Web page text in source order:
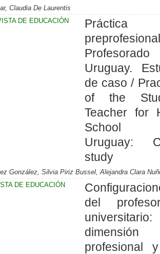
Claudia De Laurentis
DE EDUCACIÓN
Práctica
Uruguay.
de caso /
of the
Teacher for
School
Uruguay:
study
González, Silvia Piriz Bussel, Alejandra Clara
DE EDUCACIÓN
del
dimensión
profesional